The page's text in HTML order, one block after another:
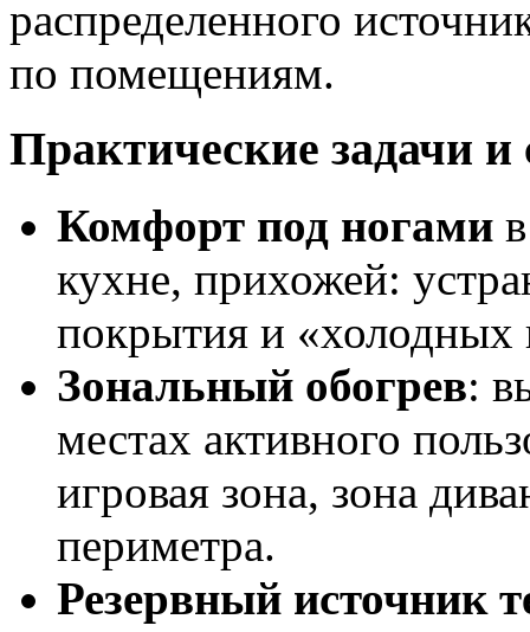
распределенного
по помещениям.
Практические задачи
Комфорт под ногами
кухне, прихожей:
покрытия и «холодных
Зональный обогрев:
местах активного
игровая зона, зона
периметра.
Резервный источник